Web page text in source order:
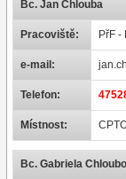
Bc. Jan Chlouba
Pracoviště: PřF
e-mail:
Telefon:
Místnost:
Bc. Gabriela